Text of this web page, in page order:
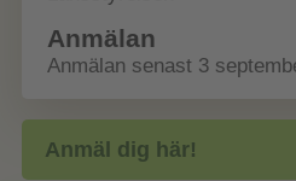
Anmälan
Anmälan senast 3
Anmäl dig här!